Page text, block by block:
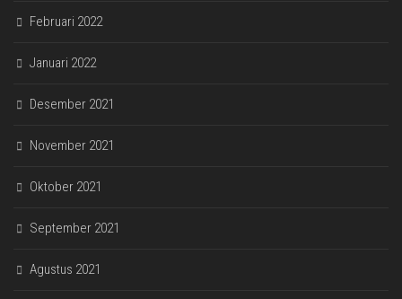
Februari 2022
Januari 2022
Desember 2021
November 2021
Oktober 2021
September 2021
Agustus 2021